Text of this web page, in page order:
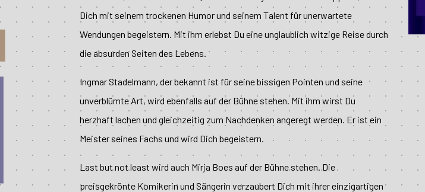
Dich mit seinem trockenen Humor und seinem Talent für unerwartete
Wendungen begeistern. Mit ihm erlebst Du eine unglaublich witzige Reise durch
die absurden Seiten des Lebens.
Ingmar Stadelmann, der bekannt ist für seine bissigen Pointen und seine
unverblümte Art, wird ebenfalls auf der Bühne stehen. Mit ihm wirst Du
herzhaft lachen und gleichzeitig zum Nachdenken angeregt werden. Er ist ein
Meister seines Fachs und wird Dich begeistern.
Last but not least wird auch Mirja Boes auf der Bühne stehen. Die
preisgekrönte Komikerin und Sängerin verzaubert Dich mit ihrer einzigartigen